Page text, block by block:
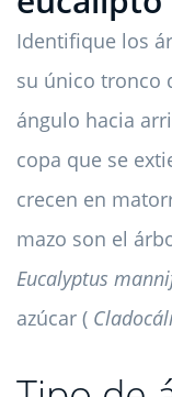
Identifique los
su único tronco
ángulo hacia
copa que se
crecen en
mazo son el
Eucalyptus
azúcar (